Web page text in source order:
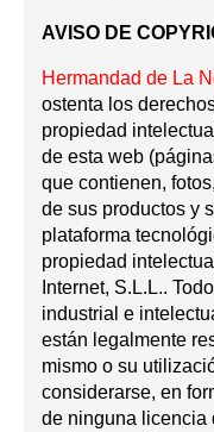
AVISO DE
Hermandad de La
ostenta los
propiedad
de esta web
que contienen,
de sus productos y
plataforma
propiedad
Internet, S.L.L..
industrial e
están legalmente
mismo o su
considerarse, en
de ninguna licencia